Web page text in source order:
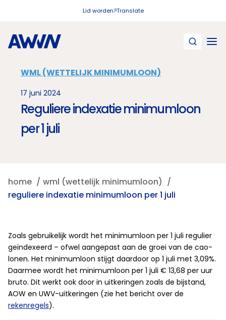
Lid worden?Translate
WML (WETTELIJK MINIMUMLOON)
17 juni 2024
Reguliere indexatie minimumloon
per 1 juli
home
wml (wettelijk minimumloon)
reguliere indexatie minimumloon per 1 juli
Zoals gebruikelijk wordt het minimumloon per 1 juli regulier
geïndexeerd – ofwel aangepast aan de groei van de cao-
lonen. Het minimumloon stijgt daardoor op 1 juli met 3,09%.
Daarmee wordt het minimumloon per 1 juli € 13,68 per uur
bruto. Dit werkt ook door in uitkeringen zoals de bijstand,
AOW en UWV-uitkeringen (zie het bericht over de
rekenregels).